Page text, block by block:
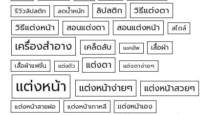
รีวิวลิปสติก ลดน้ำหนัก ลิปสติก
วิธีแต่งตา
วิธีแต่งหน้า
สอนแต่งตา สอนแต่งหน้า สไตล์
เครื่องสำอาง เคล็ดลับ เมคอัพ เสื้อผ้า
เสื้อผ้าแฟชั่น แต่งตัว แต่งตา แต่งตาง่ายๆ
แต่งหน้า แต่งหน้าง่ายๆ แต่งหน้าสวยๆ
แต่งหน้าสายฝอ แต่งหน้าเกาหลี แต่งหน้าเอง